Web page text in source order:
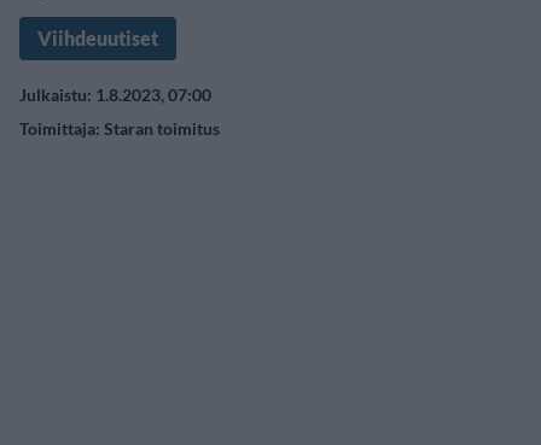
Viihdeuutiset
Julkaistu: 1.8.2023, 07:00
Toimittaja: Staran toimitus